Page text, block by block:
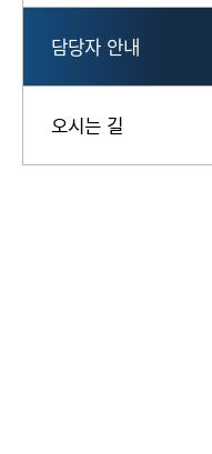
담당자 안내
오시는 길